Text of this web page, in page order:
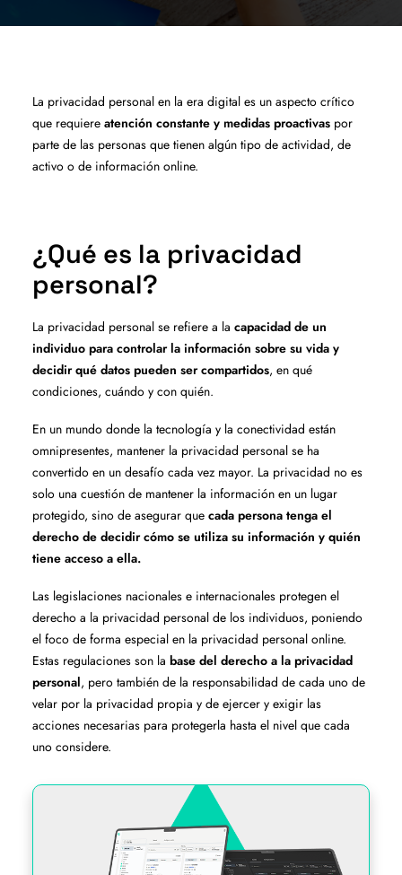
La privacidad personal en la era digital es un aspecto crítico
que requiere atención constante y medidas proactivas por
parte de las personas que tienen algún tipo de actividad, de
activo o de información online.
¿Qué es la privacidad
personal?
La privacidad personal se refiere a la capacidad de un
individuo para controlar la información sobre su vida y
decidir qué datos pueden ser compartidos, en qué
condiciones, cuándo y con quién.
En un mundo donde la tecnología y la conectividad están
omnipresentes, mantener la privacidad personal se ha
convertido en un desafío cada vez mayor. La privacidad no es
solo una cuestión de mantener la información en un lugar
protegido, sino de asegurar que cada persona tenga el
derecho de decidir cómo se utiliza su información y quién
tiene acceso a ella.
Las legislaciones nacionales e internacionales protegen el
derecho a la privacidad personal de los individuos, poniendo
el foco de forma especial en la privacidad personal online.
Estas regulaciones son la base del derecho a la privacidad
personal, pero también de la responsabilidad de cada uno de
velar por la privacidad propia y de ejercer y exigir las
acciones necesarias para protegerla hasta el nivel que cada
uno considere.